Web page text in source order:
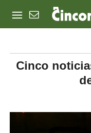
Cinco